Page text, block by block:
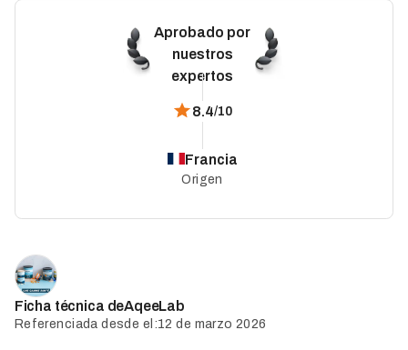
Aprobado por
nuestros
expertos
8.4/10
Francia
Origen
Ficha técnica deAqeeLab
Referenciada desde el:12 de marzo 2026